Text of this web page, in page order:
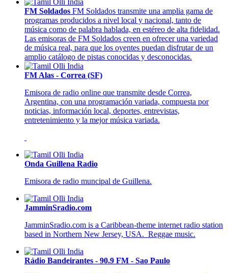
FM Soldados FM Soldados transmite una amplia gama de
programas producidos a nivel local y nacional, tanto de
música como de palabra hablada, en estéreo de alta fidelidad.
Las emisoras de FM Soldados creen en ofrecer una variedad
de música real, para que los oyentes puedan disfrutar de un
amplio catálogo de pistas conocidas y desconocidas.
FM Alas - Correa (SF)
Emisora de radio online que transmite desde Correa,
Argentina, con una programación variada, compuesta por
noticias, información local, deportes, entrevistas,
entretenimiento y la mejor música variada.
Onda Guillena Radio
Emisora de radio muncipal de Guillena.
JamminSradio.com
JamminSradio.com is a Caribbean-theme internet radio station
based in Northern New Jersey, USA. Reggae music.
Rádio Bandeirantes - 90.9 FM - Sao Paulo